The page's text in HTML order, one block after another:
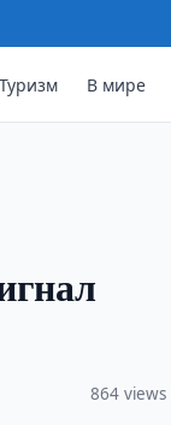
Туризм В мире
864 views